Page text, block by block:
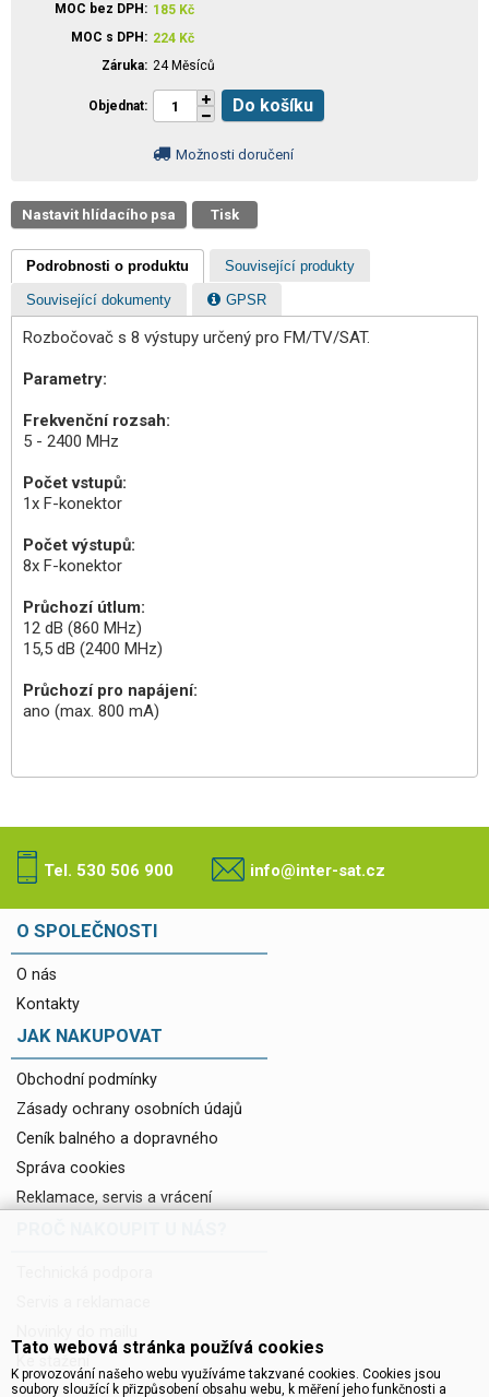
MOC bez DPH 185 Kč
MOC s DPH
224 Kč
Záruka 24 Měsíců
Objednat Do košíku
Možnosti doručení
Nastavit hlídacího psa Tisk
Podrobnosti o produktu Související produkty
Související dokumenty GPSR
Rozbočovač s 8 výstupy určený pro FM/TV/SAT.
Parametry:
Frekvenční rozsah:
5 - 2400 MHz
Počet vstupů:
1x F-konektor
Počet výstupů:
8x F-konektor
Průchozí útlum:
12 dB (860 MHz)
15,5 dB (2400 MHz)
Průchozí pro napájení:
ano (max. 800 mA)
Tel. 530 506 900 info@inter-sat.cz
O SPOLEČNOSTI
O nás
Kontakty
JAK NAKUPOVAT
Obchodní podmínky
Zásady ochrany osobních údajů
Ceník balného a dopravného
Správa cookies
Reklamace, servis a vrácení
Tato webová stránka používá cookies
K provozování našeho webu využíváme takzvané cookies. Cookies jsou
soubory sloužící k přizpůsobení obsahu webu, k měření jeho funkčnosti a